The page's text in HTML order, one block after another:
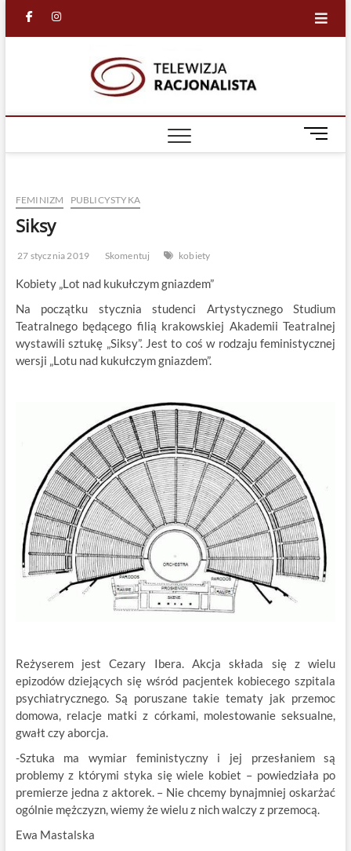
facebook
in
M
e
FEMINIZM PUBLICYSTYKA
Siksy
27 stycznia 2019 Skomentuj kobiety
Kobiety „Lot nad kukułczym gniazdem”
Na początku stycznia studenci Artystycznego Studium
Teatralnego będącego filią krakowskiej Akademii Teatralnej
wystawili sztukę „Siksy”. Jest to coś w rodzaju feministycznej
wersji „Lotu nad kukułczym gniazdem”.
Reżyserem jest Cezary Ibera. Akcja składa się z wielu
epizodów dziejących się wśród pacjentek kobiecego szpitala
psychiatrycznego. Są poruszane takie tematy jak przemoc
domowa, relacje matki z córkami, molestowanie seksualne,
gwałt czy aborcja.
-Sztuka ma wymiar feministyczny i jej przesłaniem są
problemy z którymi styka się wiele kobiet – powiedziała po
premierze jedna z aktorek. – Nie chcemy bynajmniej oskarżać
ogólnie mężczyzn, wiemy że wielu z nich walczy z przemocą.
Ewa Mastalska